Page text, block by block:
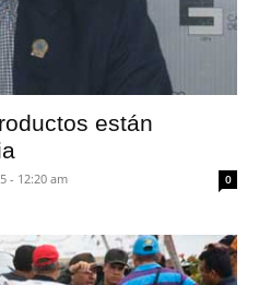
están
- 12:20 am 0